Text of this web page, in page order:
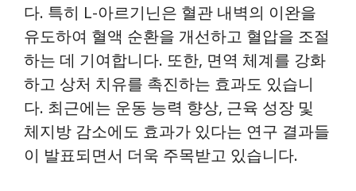
다. 특히 L-아르기닌은 혈관 내벽의 이완을
유도하여 혈액 순환을 개선하고 혈압을 조절
하는 데 기여합니다. 또한, 면역 체계를 강화
하고 상처 치유를 촉진하는 효과도 있습니
다. 최근에는 운동 능력 향상, 근육 성장 및
체지방 감소에도 효과가 있다는 연구 결과들
이 발표되면서 더욱 주목받고 있습니다.